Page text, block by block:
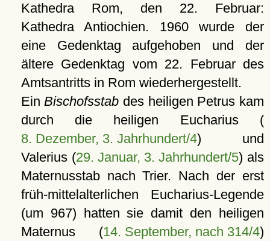
Kathedra Rom, den 22. Februar:
Kathedra Antiochien. 1960 wurde der
eine Gedenktag aufgehoben und der
ältere Gedenktag vom 22. Februar des
Amtsantritts in Rom wiederhergestellt.
EinBischofsstab des heiligen Petrus kam
durch die heiligen Eucharius (
8. Dezember, 3. Jahrhundert/4) und
Valerius (29. Januar, 3. Jahrhundert/5) als
Maternusstab nach Trier. Nach der erst
früh-mittelalterlichen Eucharius-Legende
(um 967) hatten sie damit den heiligen
Maternus (14. September, nach 314/4)